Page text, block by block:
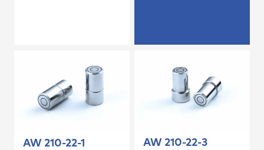
AW 210-22-1 AW 210-22-3